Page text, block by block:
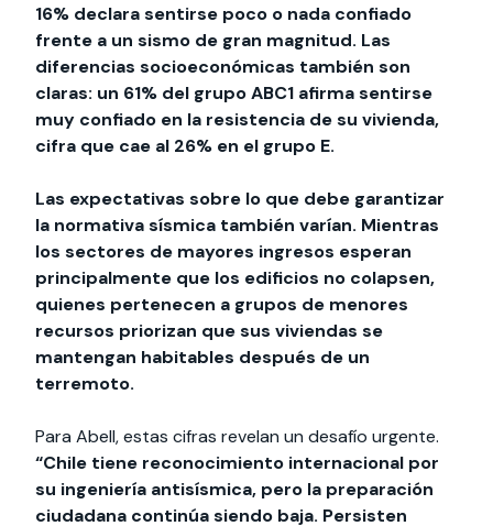
16% declara sentirse poco o nada confiado
frente a un sismo de gran magnitud. Las
diferencias socioeconómicas también son
claras: un 61% del grupo ABC1 afirma sentirse
muy confiado en la resistencia de su vivienda,
cifra que cae al 26% en el grupo E.
Las expectativas sobre lo que debe garantizar
la normativa sísmica también varían. Mientras
los sectores de mayores ingresos esperan
principalmente que los edificios no colapsen,
quienes pertenecen a grupos de menores
recursos priorizan que sus viviendas se
mantengan habitables después de un
terremoto.
Para Abell, estas cifras revelan un desafío urgente.
“Chile tiene reconocimiento internacional por
su ingeniería antisísmica, pero la preparación
ciudadana continúa siendo baja. Persisten